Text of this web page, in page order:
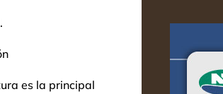
es la principal